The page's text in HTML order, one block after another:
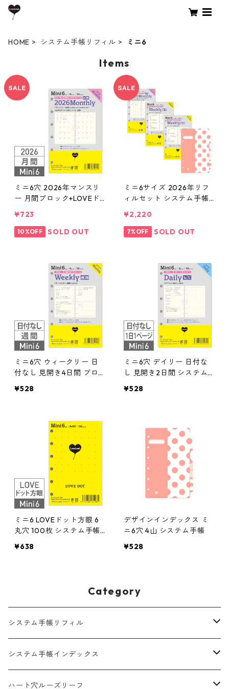
HOME システム手帳リフィル ミニ6
Items
ミニ6穴 2026年マンスリ
ー 月間ブロック+LOVEド
ィル
¥723
10%OFF SOLD OUT
ミニ6サイズ 2026年リフ
ィルセット システム手帳
¥2,220
7%OFF SOLD OUT
ミニ6穴 ウィークリー 日
付なし 見開き4日間 ブロ
ィル
¥528
ミニ6穴 デイリー 日付な
し 見開き2日間 システム
¥528
ミニ6 LOVEドット方眼 6
丸穴 100枚 システム手帳
¥638
デザインインデックス ミ
ニ6穴 4山 システム手帳
¥528
Category
システム手帳リフィル
A5
HB×WA5
システム手帳インデックス
A5
ハート穴ルーズリーフ